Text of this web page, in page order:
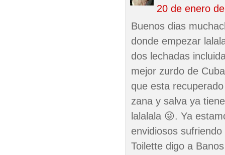
20 de enero
Buenos dias
donde empezar
dos lechadas
mejor zurdo de
que esta
zana y salva ya
lalalala 😜. Ya
envidiosos
Toilette digo a